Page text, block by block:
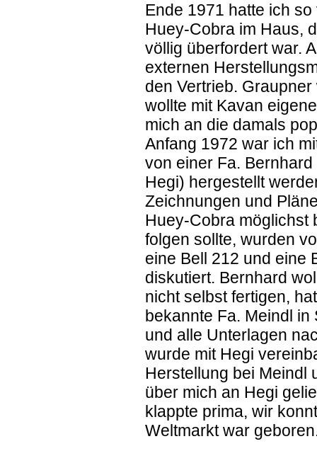
Ende 1971 hatte ich
Huey-Cobra im Haus,
völlig überfordert war.
externen
den Vertrieb.
wollte mit Kavan
mich an die damals
Anfang 1972 war ich
von einer Fa.
Hegi) hergestellt
Zeichnungen und
Huey-Cobra möglichst
folgen sollte, wurden
eine Bell 212 und eine
diskutiert. Bernhard
nicht selbst fertigen,
bekannte Fa. Meindl
und alle Unterlagen
wurde mit Hegi
Herstellung bei Meindl
über mich an Hegi
klappte prima, wir
Weltmarkt war